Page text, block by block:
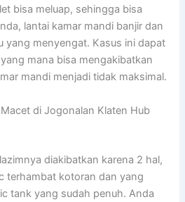
bisa meluap, sehingga bisa
lantai kamar mandi banjir dan
yang menyengat. Kasus ini dapat
mana bisa mengakibatkan
mandi menjadi tidak maksimal.
di Jogonalan Klaten Hub
diakibatkan karena 2 hal,
terhambat kotoran dan yang
tank yang sudah penuh. Anda